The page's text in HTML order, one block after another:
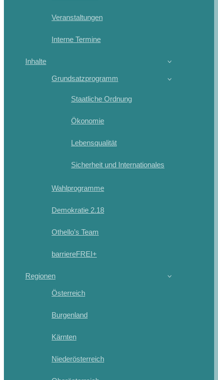
Veranstaltungen
Interne Termine
Inhalte
Grundsatzprogramm
Staatliche Ordnung
Ökonomie
Lebensqualität
Sicherheit und Internationales
Wahlprogramme
Demokratie 2.18
Othello’s Team
barriereFREI+
Regionen
Österreich
Burgenland
Kärnten
Niederösterreich